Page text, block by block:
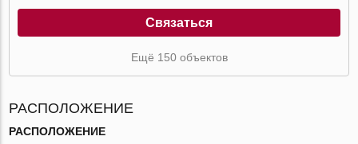
Связаться
Ещё 150 объектов
РАСПОЛОЖЕНИЕ
РАСПОЛОЖЕНИЕ